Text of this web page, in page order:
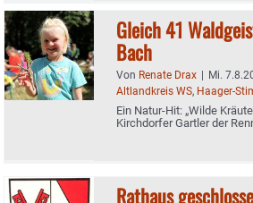
Gleich 41
Bach
Von Renate Drax | Mi.
Altlandkreis WS, Haager-
Ein Natur-Hit: „Wilde
Kirchdorfer Gartler der
Rathaus